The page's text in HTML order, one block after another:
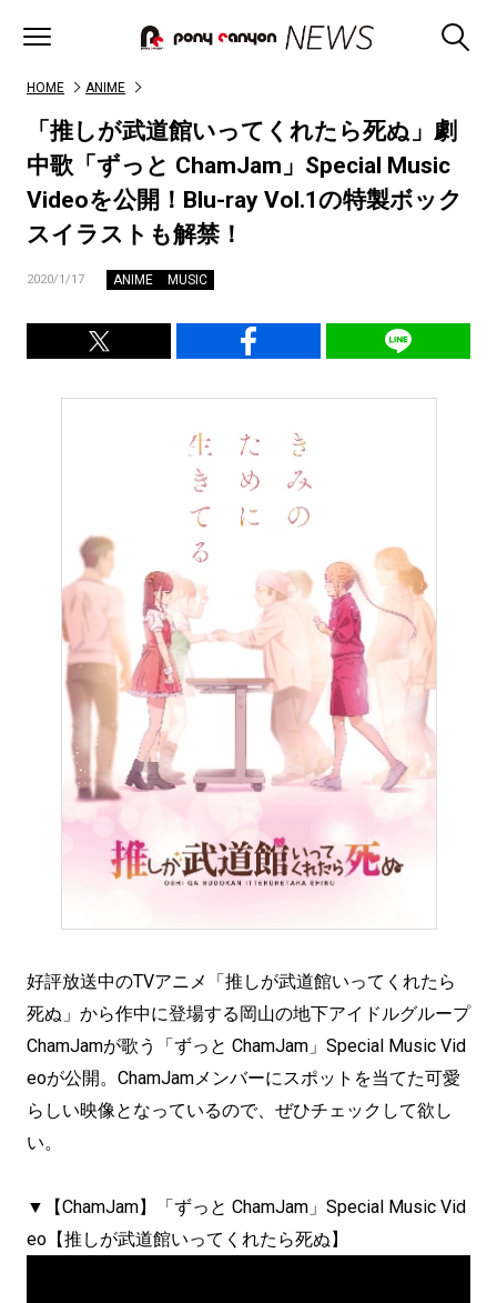
HOME ANIME
「推しが武道館いってくれたら死ぬ」劇
中歌「ずっと ChamJam」Special Music
Videoを公開！Blu-ray Vol.1の特製ボック
スイラストも解禁！
2020/1/17 ANIME MUSIC
好評放送中のTVアニメ「推しが武道館いってくれたら
死ぬ」から作中に登場する岡山の地下アイドルグループ
ChamJamが歌う「ずっと ChamJam」Special Music Vid
eoが公開。ChamJamメンバーにスポットを当てた可愛
らしい映像となっているので、ぜひチェックして欲し
い。
▼【ChamJam】「ずっと ChamJam」Special Music Vid
eo【推しが武道館いってくれたら死ぬ】